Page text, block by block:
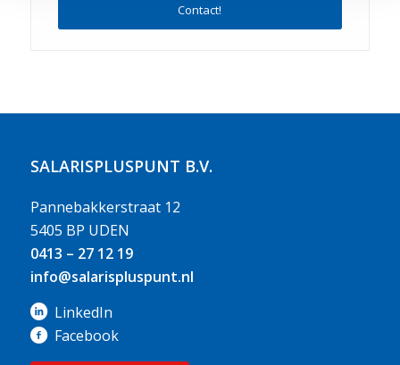
Contact!
SALARISPLUSPUNT B.V.
Pannebakkerstraat 12
5405 BP UDEN
0413 – 27 12 19
info@salarispluspunt.nl
LinkedIn
Facebook